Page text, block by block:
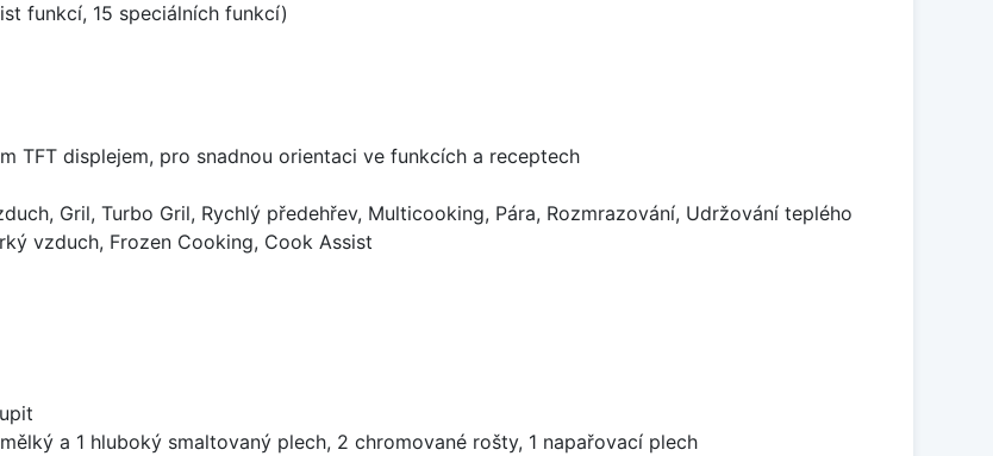
funkcí, 15 speciálních funkcí)
TFT displejem, pro snadnou orientaci ve funkcích a receptech
Gril, Turbo Gril, Rychlý předehřev, Multicooking, Pára, Rozmrazování, Udržování teplého
vzduch, Frozen Cooking, Cook Assist
a 1 hluboký smaltovaný plech, 2 chromované rošty, 1 napařovací plech